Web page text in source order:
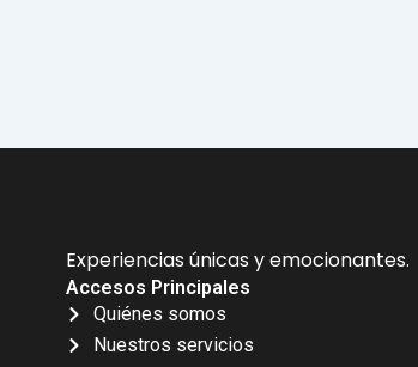
Experiencias únicas y emocionantes.
Accesos Principales
Quiénes somos
Nuestros servicios